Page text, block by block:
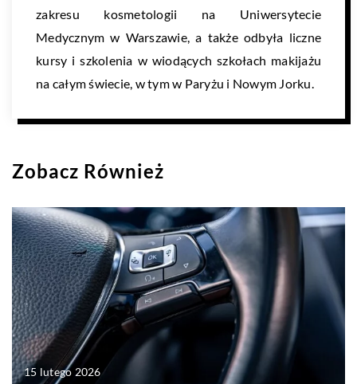
zakresu kosmetologii na Uniwersytecie
Medycznym w Warszawie, a także odbyła liczne
kursy i szkolenia w wiodących szkołach makijażu
na całym świecie, w tym w Paryżu i Nowym Jorku.
Zobacz Również
15 lutego 2026